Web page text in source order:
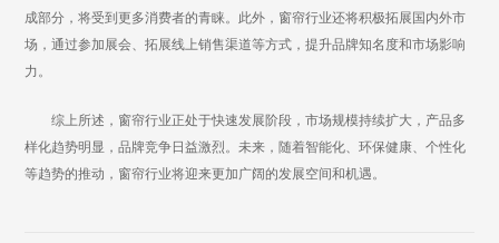
成部分，将受到更多消费者的青睐。此外，窗帘行业还将积极拓展国内外市
场，通过参加展会、拓展线上销售渠道等方式，提升品牌知名度和市场影响
力。
综上所述，窗帘行业正处于快速发展阶段，市场规模持续扩大，产品多
样化趋势明显，品牌竞争日益激烈。未来，随着智能化、环保健康、个性化
等趋势的推动，窗帘行业将迎来更加广阔的发展空间和机遇。